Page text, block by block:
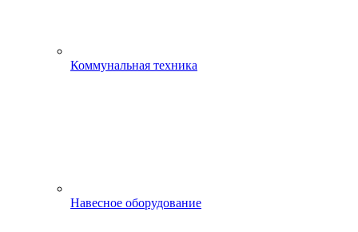
Коммунальная техника
Навесное оборудование